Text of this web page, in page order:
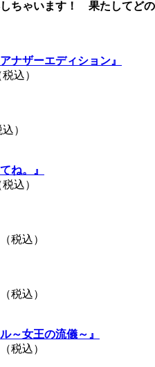
ちゃいます！ 果たしてどの
ザーエディション』
込）
）
ね。』
込）
税込）
税込）
～女王の流儀～』
税込）